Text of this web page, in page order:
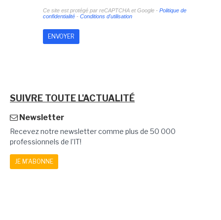
Ce site est protégé par reCAPTCHA et Google - Politique de
confidentialité- Conditions d'utilisation
SUIVRE TOUTE L'ACTUALITÉ
Newsletter
Recevez notre newsletter comme plus de 50 000
professionnels de l'IT!
JE M'ABONNE